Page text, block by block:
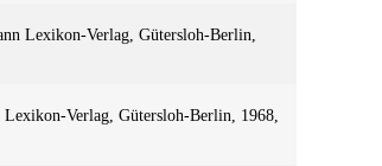
Lexikon-Verlag, Gütersloh-Berlin,
Lexikon-Verlag, Gütersloh-Berlin, 1968,